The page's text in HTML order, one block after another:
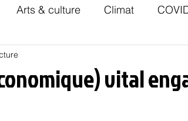
Arts & culture Climat
piste
vital